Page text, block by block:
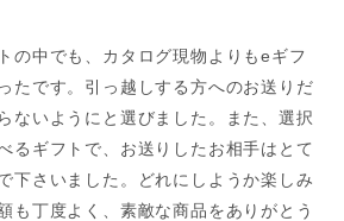
の中でも、カタログ現物よりもeギフ
たです。引っ越しする方へのお送りだ
ないようにと選びました。また、選択
るギフトで、お送りしたお相手はとて
下さいました。どれにしようか楽しみ
も丁度よく、素敵な商品をありがとう